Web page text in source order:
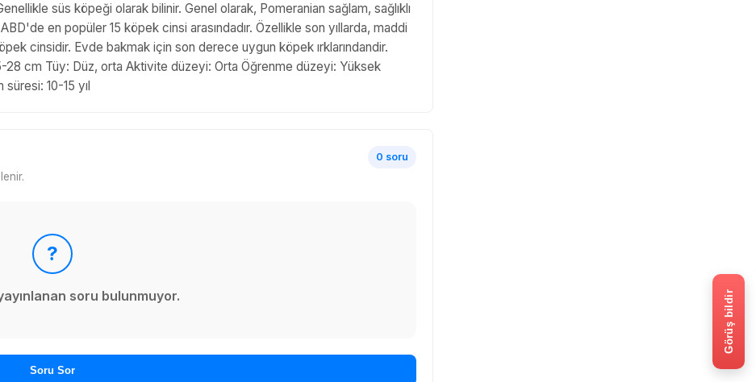
süs köpeği olarak bilinir. Genel olarak, Pomeranian sağlam, sağlıklı
en popüler 15 köpek cinsi arasındadır. Özellikle son yıllarda, maddi
cinsidir. Evde bakmak için son derece uygun köpek ırklarındandir.
28 cm Tüy: Düz, orta Aktivite düzeyi: Orta Öğrenme düzeyi: Yüksek
10-15 yıl
0 soru
?
soru bulunmuyor.
Soru Sor
Görüş bildir